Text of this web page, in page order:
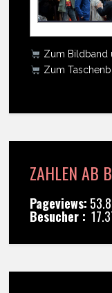
Zum Bildband
Zum
ZAHLEN AB
Pageviews:
Besucher :